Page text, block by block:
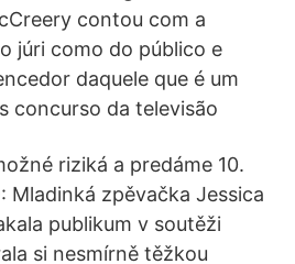
contou com a
júri como do público e
daquele que é um
concurso da televisão
riziká a predáme 10.
Mladinká zpěvačka Jessica
publikum v soutěži
si nesmírně těžkou